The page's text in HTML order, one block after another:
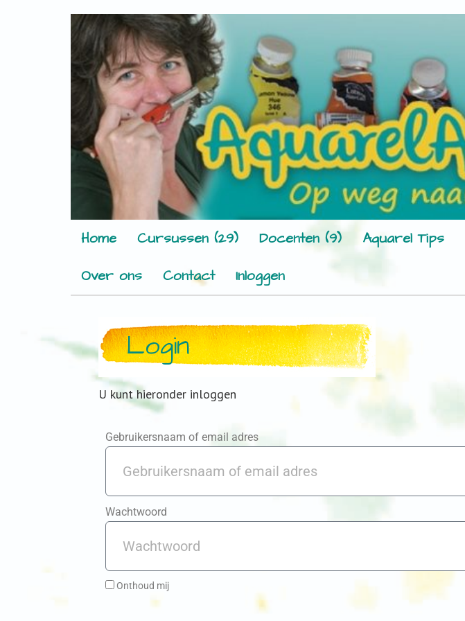
Home Cursussen (29) Docenten (9) Aquarel Tips
Over ons
Contact Inloggen
Login
U kunt hieronder inloggen
Gebruikersnaam of email adres
Wachtwoord
Onthoud mij